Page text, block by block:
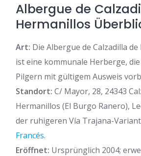
Albergue de
Hermanillos
Art: Die Albergue de Calzadilla
ist eine kommunale Herberge,
Pilgern mit gültigem Ausweis
Standort: C/ Mayor, 28, 24343
Hermanillos (El Burgo Ranero),
der ruhigeren Vía Trajana-
Francés.
Eröffnet: Ursprünglich 2004;